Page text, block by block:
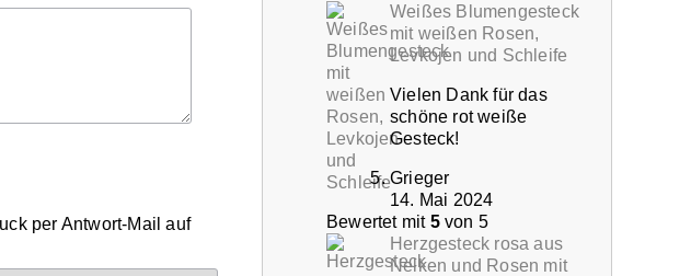
per Antwort-Mail auf
Weißes Blumengesteck
mit weißen Rosen,
Levkojen und Schleife
Vielen Dank für das
schöne rot weiße
Gesteck!
Grieger
14. Mai 2024
Bewertet mit 5von 5
Herzgesteck rosa aus
Nelken und Rosen mit